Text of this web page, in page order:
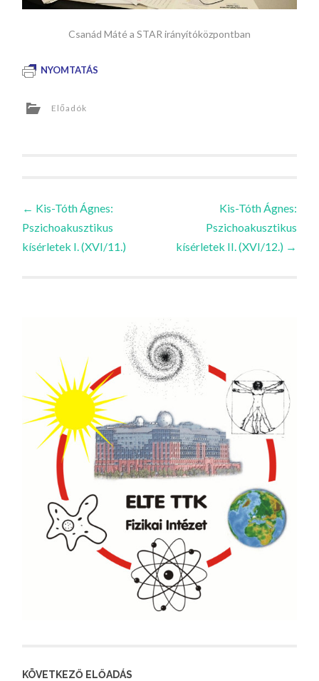
Csanád Máté a STAR irányítóközpontban
NYOMTATÁS
Előadók
Bejegyzések
navigációja
← Kis-Tóth Ágnes:
Pszichoakusztikus
kísérletek I. (XVI/11.)
Kis-Tóth Ágnes:
Pszichoakusztikus
kísérletek II. (XVI/12.) →
KÖVETKEZŐ ELŐADÁS